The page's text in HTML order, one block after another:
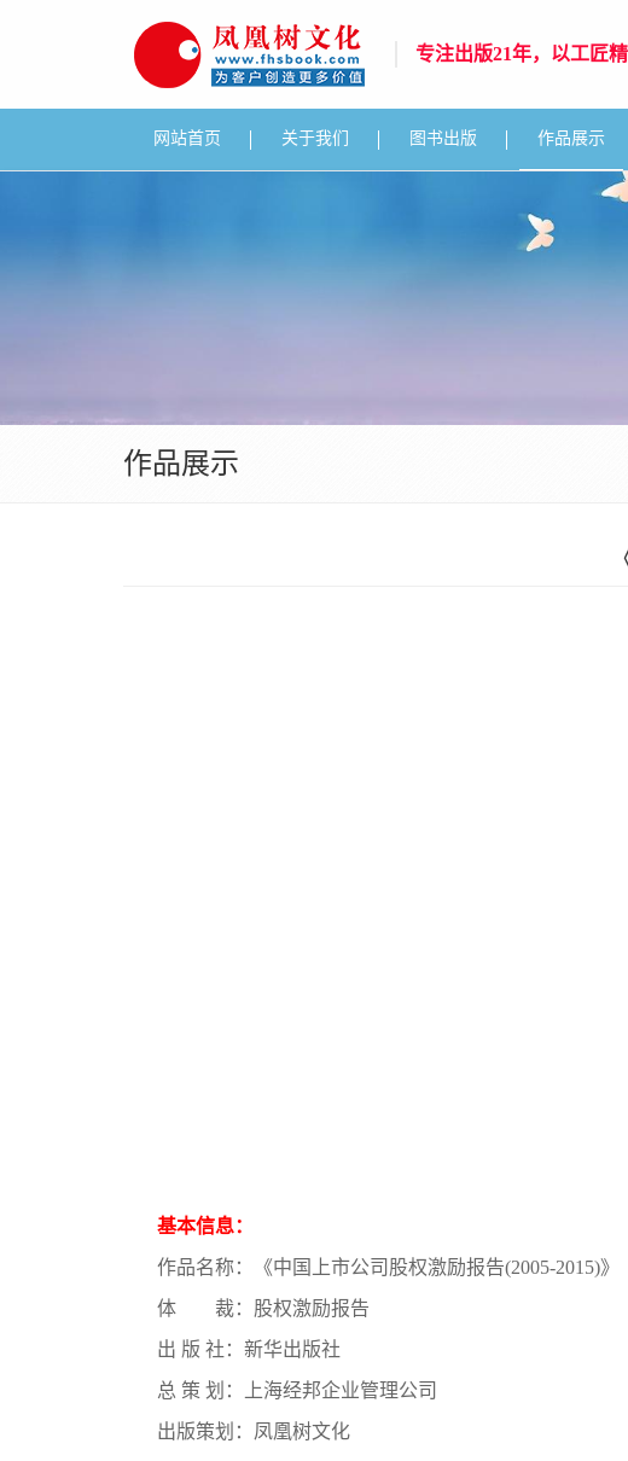
专注出版21年，以工匠
网站首页 关于我们 图书出版 作品展示
作品展示
基本信息：
作品名称：《中国上市公司股权激励报告(2005-2015)》
体 裁：股权激励报告
出 版 社：新华出版社
总 策 划：上海经邦企业管理公司
出版策划：凤凰树文化